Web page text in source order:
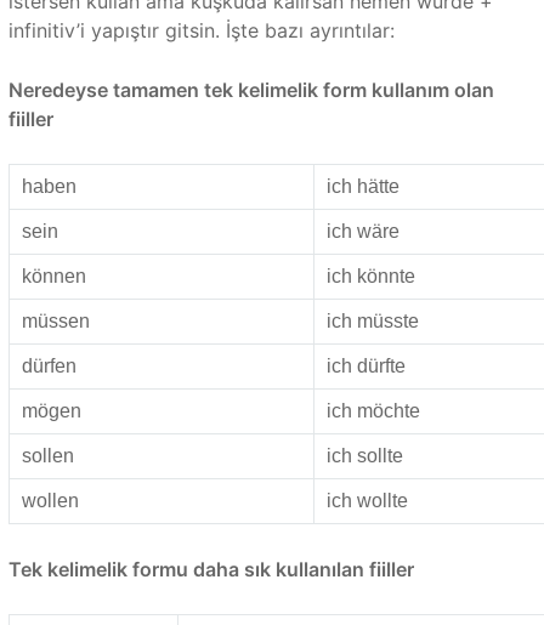
infinitiv’i yapıştır gitsin. İşte bazı ayrıntılar:
Neredeyse tamamen tek kelimelik form kullanım olan
fiiller
haben ich hätte
sein ich wäre
können ich könnte
müssen ich müsste
dürfen ich dürfte
mögen ich möchte
sollen ich sollte
wollen ich wollte
Tek kelimelik formu daha sık kullanılan fiiller